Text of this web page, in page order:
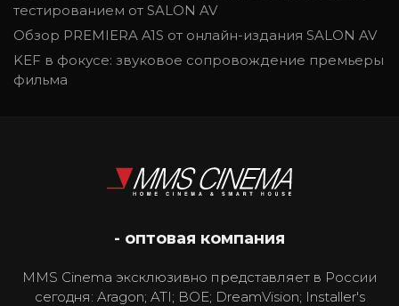
тестированием от SALON AV
Обзор PREMIERA A1S от онлайн-издания SALON AV
KEF в фокусе: звуковое сопровождение премьеры
фильма
- оптовая компания
MMS Cinema эксклюзивно представляет в России
сегодня: Aragon; ATI; BOE; DreamVision; Installer's